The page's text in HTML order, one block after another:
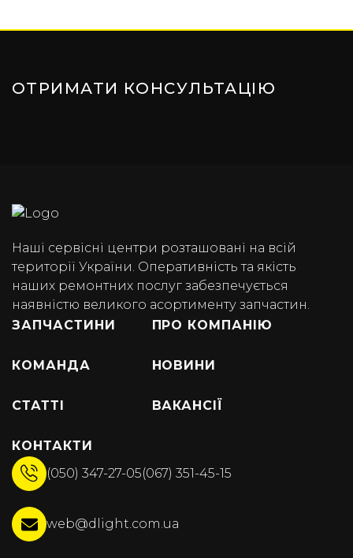
ОТРИМАТИ КОНСУЛЬТАЦІЮ
Наші сервісні центри розташовані на всій
території України. Оперативність та якість
наших ремонтних послуг забезпечується
наявністю великого асортименту запчастин.
ЗАПЧАСТИНИ
ПРО КОМПАНІЮ
КОМАНДА НОВИНИ
СТАТТІ ВАКАНСІЇ
КОНТАКТИ
(050) 347-27-05(067) 351-45-15
web@dlight.com.ua